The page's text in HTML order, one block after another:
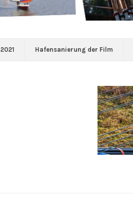
2021 Hafensanierung der Film